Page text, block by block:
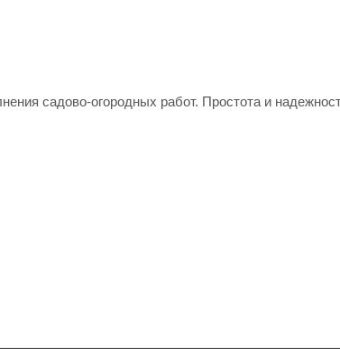
садово-огородных работ. Простота и